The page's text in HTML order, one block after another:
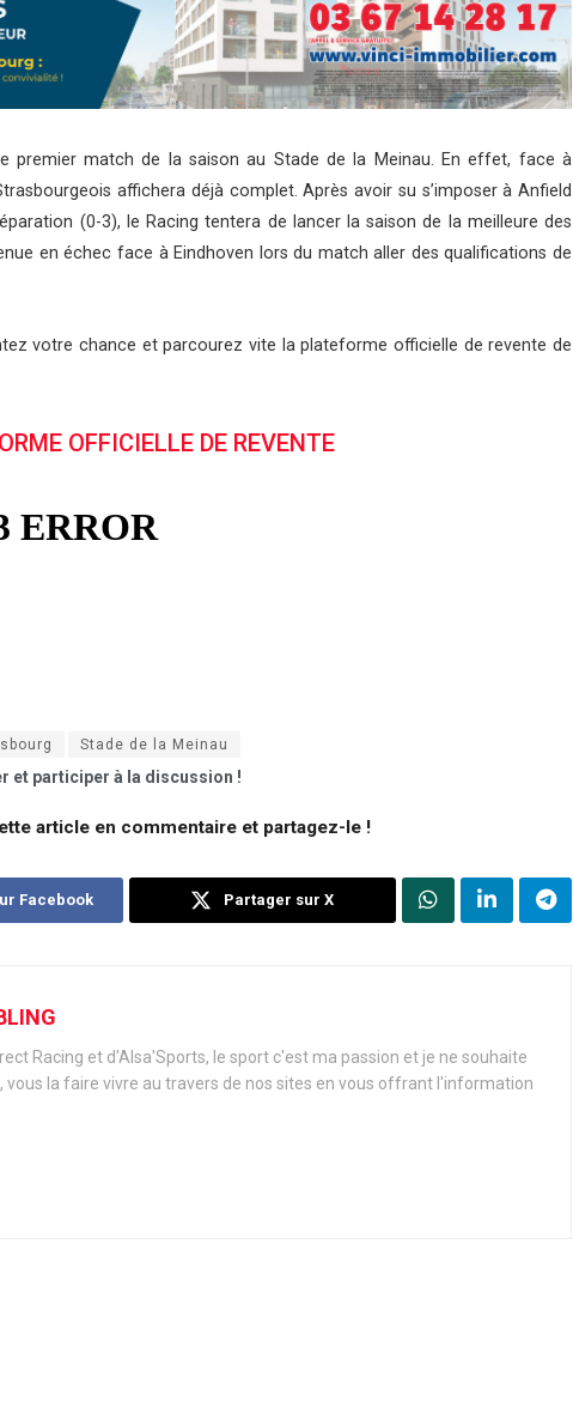
premier match de la saison au Stade de la Meinau. En effet, face à
affichera déjà complet. Après avoir su s’imposer à Anfield
(0-3), le Racing tentera de lancer la saison de la meilleure des
en échec face à Eindhoven lors du match aller des qualifications de
votre chance et parcourez vite la plateforme officielle de revente de
OFFICIELLE DE REVENTE
Stade de la Meinau
et participer à la discussion !
article en commentaire et partagez-le !
Facebook Partager sur X
Racing et d'Alsa'Sports, le sport c'est ma passion et je ne souhaite
vous la faire vivre au travers de nos sites en vous offrant l'information